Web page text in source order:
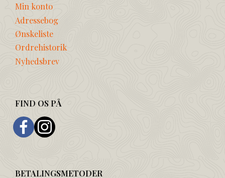
Min konto
Adressebog
Ønskeliste
Ordrehistorik
Nyhedsbrev
FIND OS PÅ
BETALINGSMETODER